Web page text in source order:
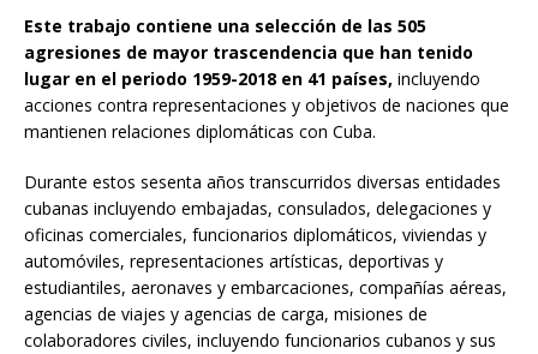
Este trabajo contiene una selección de las 505
agresiones de mayor trascendencia que han tenido
lugar en el periodo 1959-2018 en 41 países, incluyendo
acciones contra representaciones y objetivos de naciones que
mantienen relaciones diplomáticas con Cuba.
Durante estos sesenta años transcurridos diversas entidades
cubanas incluyendo embajadas, consulados, delegaciones y
oficinas comerciales, funcionarios diplomáticos, viviendas y
automóviles, representaciones artísticas, deportivas y
estudiantiles, aeronaves y embarcaciones, compañías aéreas,
agencias de viajes y agencias de carga, misiones de
colaboradores civiles, incluyendo funcionarios cubanos y sus